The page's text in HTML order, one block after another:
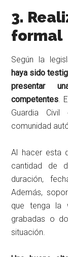
3.
formal
Según la
haya sido
presentar
competentes.
Guardia
comunidad
Al hacer esta
cantidad de
duración,
Además,
que tenga la
grabadas o
situación.